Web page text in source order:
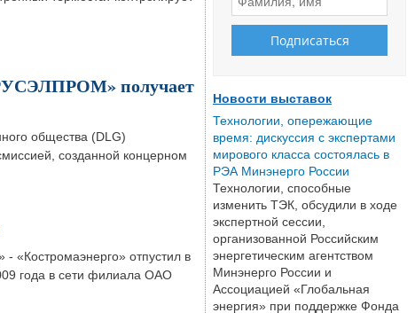
получает
общества (DLG)
созданной концерном
«Костромаэнерго» отпустил в
года в сети филиала ОАО
Новости выставок
Технологии, опережающие
время: дискуссия с экспертами
мирового класса состоялась в
РЭА Минэнерго России
Технологии, способные
изменить ТЭК, обсудили в ходе
экспертной сессии,
организованной Российским
энергетическим агентством
Минэнерго России и
Ассоциацией «Глобальная
энергия» при поддержке Фонда